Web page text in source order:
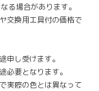
る場合があります。
交換用工具付の価格で
申し受けます。
必要となります。
実際の色とは異なって